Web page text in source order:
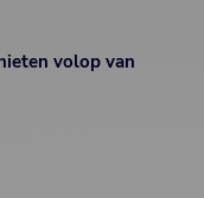
volop van